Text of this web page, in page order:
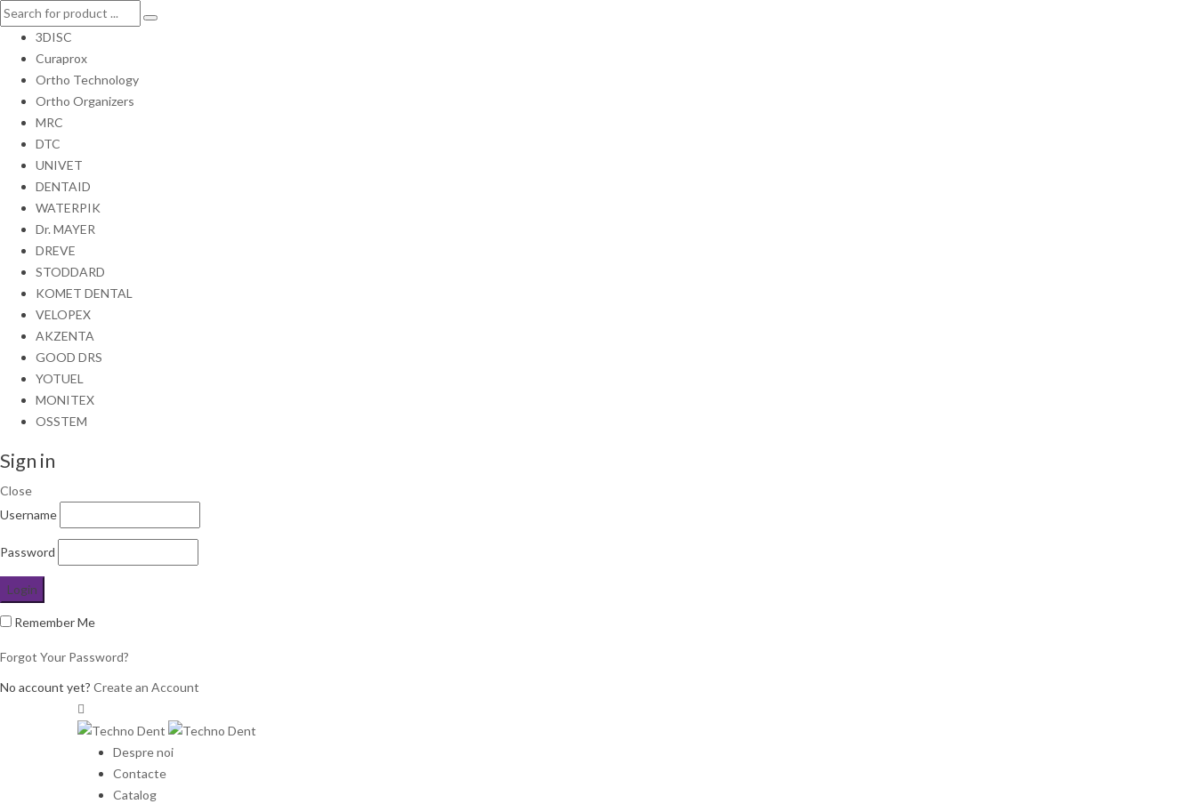
3DISC
Curaprox
Ortho Technology
Ortho Organizers
MRC
DTC
UNIVET
DENTAID
WATERPIK
Dr. MAYER
DREVE
STODDARD
KOMET DENTAL
VELOPEX
AKZENTA
GOOD DRS
YOTUEL
MONITEX
OSSTEM
Sign in
Close
Username
Password
Remember Me
Forgot Your Password?
No account yet? Create an Account
Despre noi
Contacte
Catalog